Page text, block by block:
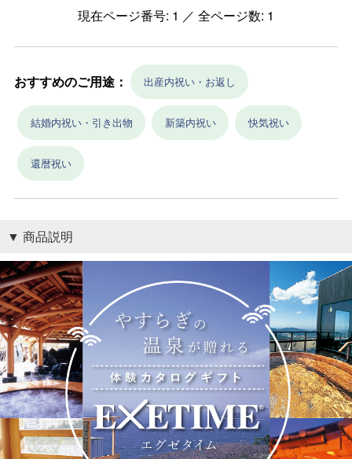
現在ページ番号: 1 ／ 全ページ数: 1
おすすめのご用途： 出産内祝い・お返し
結婚内祝い・引き出物 新築内祝い 快気祝い
還暦祝い
商品説明